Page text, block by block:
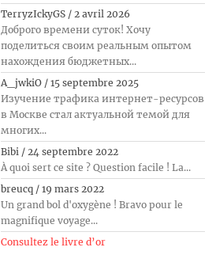
TerryzIckyGS / 2 avril 2026
Доброго времени суток! Хочу
поделиться своим реальным опытом
нахождения бюджетных...
A_jwkiO / 15 septembre 2025
Изучение трафика интернет-ресурсов
в Москве стал актуальной темой для
многих...
Bibi / 24 septembre 2022
À quoi sert ce site ? Question facile ! La...
breucq / 19 mars 2022
Un grand bol d'oxygène ! Bravo pour le
magnifique voyage...
Consultez le livre d’or